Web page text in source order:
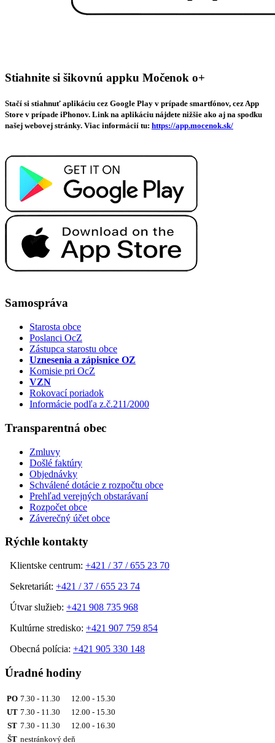
Stiahnite si šikovnú appku Močenok o+
Stačí si stiahnuť aplikáciu cez Google Play v prípade smartfónov, cez App
Store v prípade iPhonov. Link na aplikáciu nájdete nižšie ako aj na spodku
našej webovej stránky. Viac informácií tu: https://app.mocenok.sk/
Samospráva
Starosta obce
Poslanci OcZ
Zástupca starostu obce
Uznesenia a zápisnice OZ
Komisie pri OcZ
VZN
Rokovací poriadok
Informácie podľa z.č.211/2000
Transparentná obec
Zmluvy
Došlé faktúry
Objednávky
Schválené dotácie z rozpočtu obce
Prehľad verejných obstarávaní
Rozpočet obce
Záverečný účet obce
Rýchle kontakty
Klientske centrum: +421 / 37 / 655 23 70
Sekretariát: +421 / 37 / 655 23 74
Útvar služieb: +421 908 735 968
Kultúrne stredisko: +421 907 759 854
Obecná polícia: +421 905 330 148
Úradné hodiny
PO 7.30 - 11.30 12.00 - 15.30
UT 7.30 - 11.30 12.00 - 15.30
ST 7.30 - 11.30 12.00 - 16.30
ŠT nestránkový deň